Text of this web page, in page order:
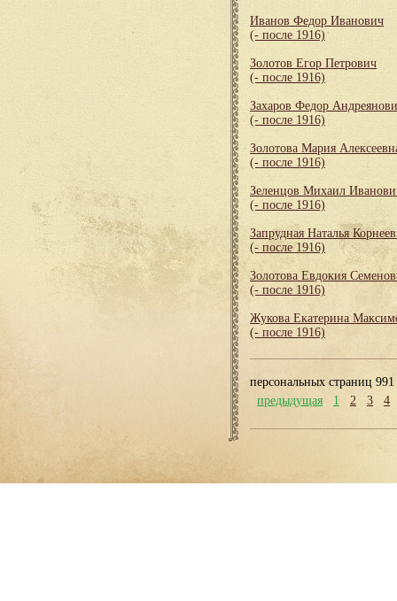
Иванов Федор Иванович
(- после 1916)
Золотов Егор Петрович
(- после 1916)
Захаров Федор
(- после 1916)
Золотова Мария
(- после 1916)
Зеленцов Михаил
(- после 1916)
Запрудная Наталья
(- после 1916)
Золотова Евдокия
(- после 1916)
Жукова Екатерина
(- после 1916)
персональных страниц 991
предыдущая
1 2 3 4